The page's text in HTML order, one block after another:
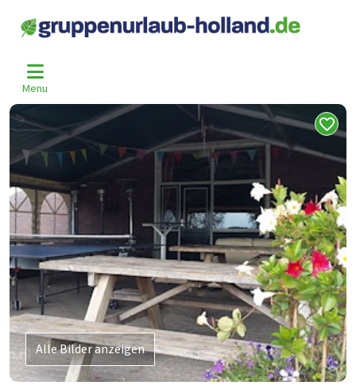
Menu
Home >
Alle Bilder anzeigen